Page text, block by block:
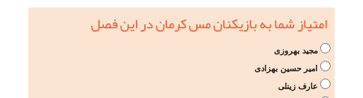
امتیاز شما به بازیکنان مس کرمان در این فصل
مجید بهروزی
امیر حسین بهزادی
عارف زینلی